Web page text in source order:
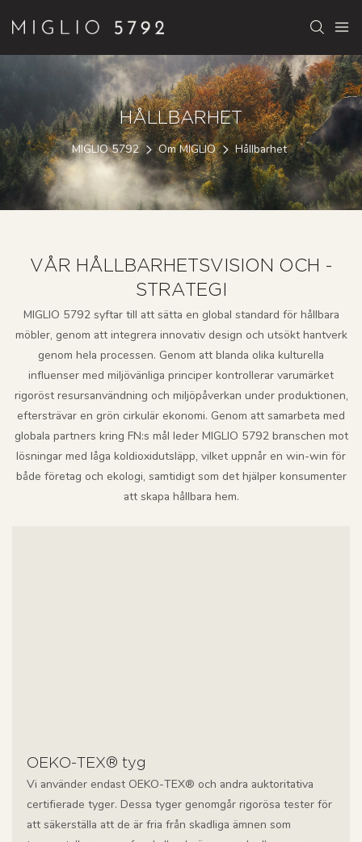
HÅLLBARHET
MIGLIO 5792 Om MIGLIO Hållbarhet
VÅR HÅLLBARHETSVISION OCH -
STRATEGI
MIGLIO 5792 syftar till att sätta en global standard för hållbara
möbler, genom att integrera innovativ design och utsökt hantverk
genom hela processen. Genom att blanda olika kulturella
influenser med miljövänliga principer kontrollerar varumärket
rigoröst resursanvändning och miljöpåverkan under produktionen,
eftersträvar en grön cirkulär ekonomi. Genom att samarbeta med
globala partners kring FN:s mål leder MIGLIO 5792 branschen mot
lösningar med låga koldioxidutsläpp, vilket uppnår en win-win för
både företag och ekologi, samtidigt som det hjälper konsumenter
att skapa hållbara hem.
OEKO-TEX® tyg
Vi använder endast OEKO-TEX® och andra auktoritativa
certifierade tyger. Dessa tyger genomgår rigorösa tester för
att säkerställa att de är fria från skadliga ämnen som